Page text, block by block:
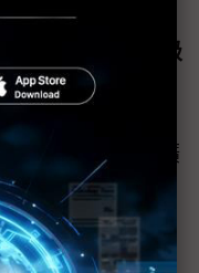
邊活動全面升級
主題演講
持續辦理，並擴
下游至應用面
與前瞻洞察，